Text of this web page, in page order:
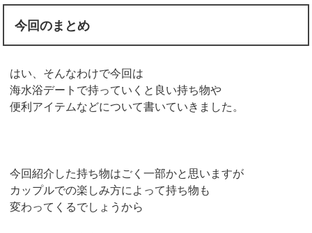
今回のまとめ
はい、そんなわけで今回は
海水浴デートで持っていくと良い持ち物や
便利アイテムなどについて書いていきました。
今回紹介した持ち物はごく一部かと思いますが
カップルでの楽しみ方によって持ち物も
変わってくるでしょうから